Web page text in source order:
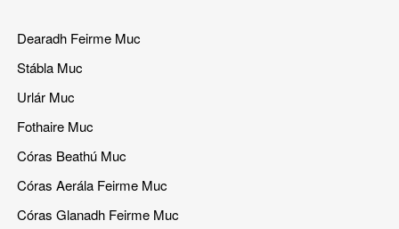
Dearadh Feirme Muc
Stábla Muc
Urlár Muc
Fothaire Muc
Córas Beathú Muc
Córas Aerála Feirme Muc
Córas Glanadh Feirme Muc